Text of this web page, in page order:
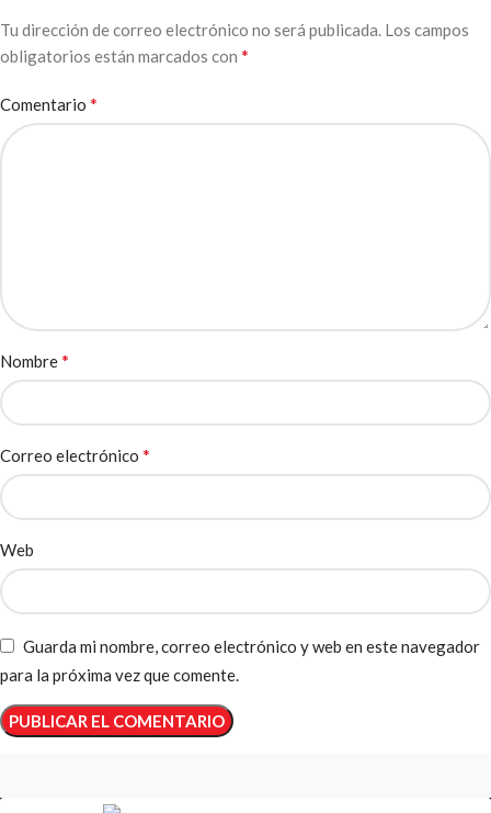
Tu dirección de correo electrónico no será publicada. Los campos
obligatorios están marcados con *
Comentario *
Nombre*
Correo electrónico *
Web
Guarda mi nombre, correo electrónico y web en este navegador
para la próxima vez que comente.